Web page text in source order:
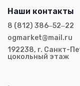
Наши контакты
8 (812) 386‒52‒22
ogmarket@mail.ru
192238, г. Санкт-
цокольный этаж